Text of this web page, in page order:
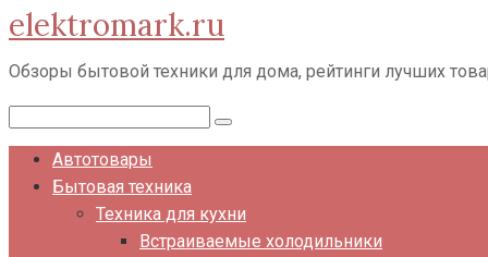
Перейти
к
контенту
elektromark.ru
Обзоры бытовой техники для дома, рейтинги лучших
Автотовары
Бытовая техника
Техника для кухни
Встраиваемые холодильники